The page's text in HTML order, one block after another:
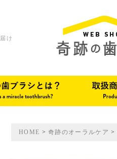
け
HOME 奇跡のオーラルケア